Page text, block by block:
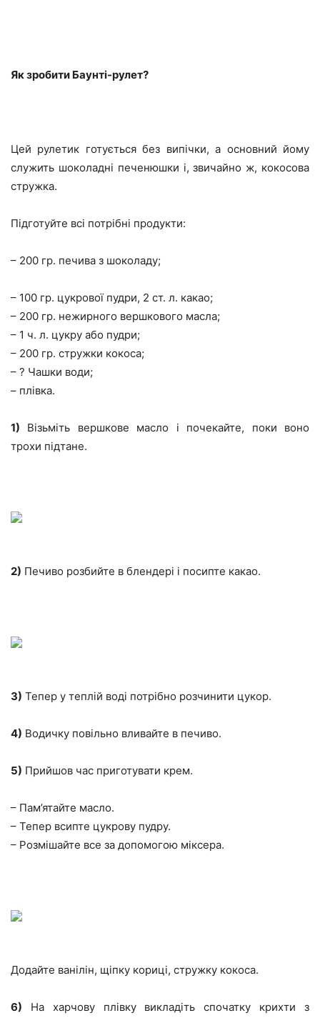
Як зробити Баунті-рулет?
Цей рулетик готується без випічки, а основний йому
служить шоколадні печенюшки і, звичайно ж, кокосова
стружка.
Підготуйте всі потрібні продукти:
– 200 гр. печива з шоколаду;
– 100 гр. цукрової пудри, 2 ст. л. какао;
– 200 гр. нежирного вершкового масла;
– 1 ч. л. цукру або пудри;
– 200 гр. стружки кокоса;
– ? Чашки води;
– плівка.
1) Візьміть вершкове масло і почекайте, поки воно
трохи підтане.
2) Печиво розбийте в блендері і посипте какао.
3) Тепер у теплій воді потрібно розчинити цукор.
4) Водичку повільно вливайте в печиво.
5) Прийшов час приготувати крем.
– Пам’ятайте масло.
– Тепер всипте цукрову пудру.
– Розмішайте все за допомогою міксера.
Додайте ванілін, щіпку кориці, стружку кокоса.
6) На харчову плівку викладіть спочатку крихти з